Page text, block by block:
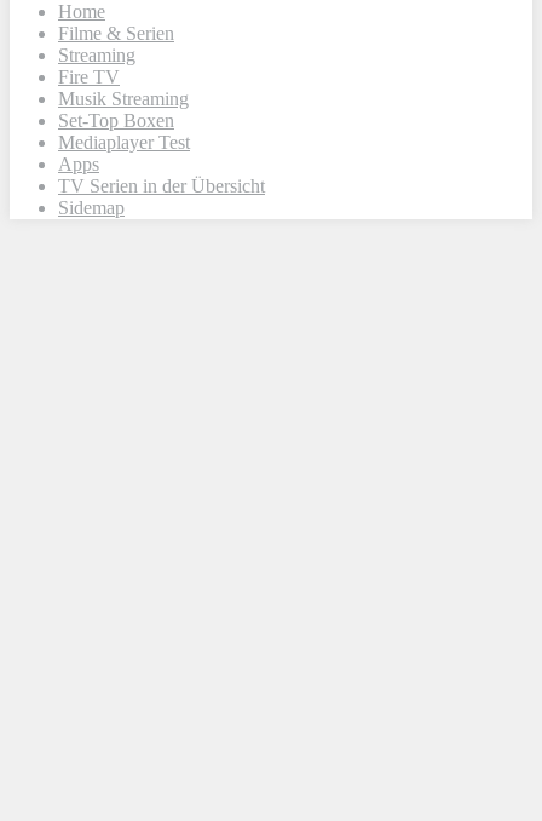
Home
Filme & Serien
Streaming
Fire TV
Musik Streaming
Set-Top Boxen
Mediaplayer Test
Apps
TV Serien in der Übersicht
Sidemap